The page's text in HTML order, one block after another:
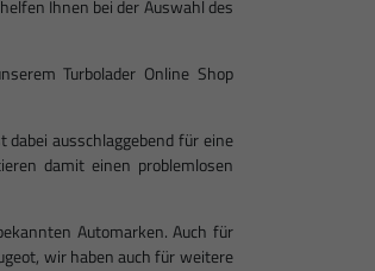
Ihnen bei der Auswahl des
Turbolader Online Shop
ausschlaggebend für eine
damit einen problemlosen
Automarken. Auch für
wir haben auch für weitere